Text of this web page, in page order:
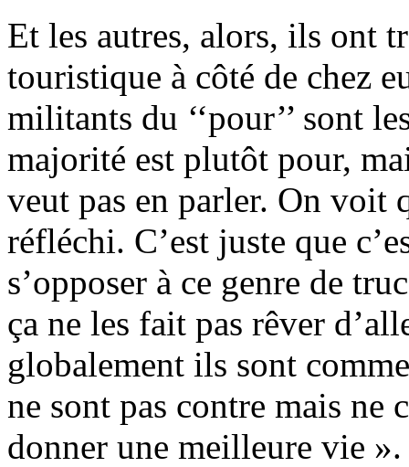
Et les autres, alors, ils ont
touristique à côté de chez
militants du ‘‘pour’’ sont
majorité est plutôt pour,
veut pas en parler. On voit
réfléchi. C’est juste que
s’opposer à ce genre de
ça ne les fait pas rêver
globalement ils sont
ne sont pas contre mais ne
donner une meilleure vie ».